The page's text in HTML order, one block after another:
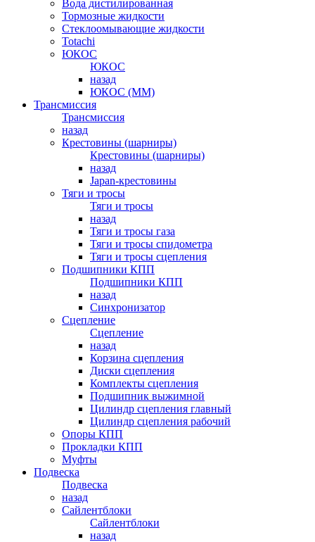
Вода дистилированная
Тормозные жидкости
Стеклоомывающие жидкости
Totachi
ЮКОС
ЮКОС
назад
ЮКОС (ММ)
Трансмиссия
Трансмиссия
назад
Крестовины (шарниры)
Крестовины (шарниры)
назад
Japan-крестовины
Тяги и тросы
Тяги и тросы
назад
Тяги и тросы газа
Тяги и тросы спидометра
Тяги и тросы сцепления
Подшипники КПП
Подшипники КПП
назад
Синхронизатор
Сцепление
Сцепление
назад
Корзина сцепления
Диски сцепления
Комплекты сцепления
Подшипник выжимной
Цилиндр сцепления главный
Цилиндр сцепления рабочий
Опоры КПП
Прокладки КПП
Муфты
Подвеска
Подвеска
назад
Сайлентблоки
Сайлентблоки
назад